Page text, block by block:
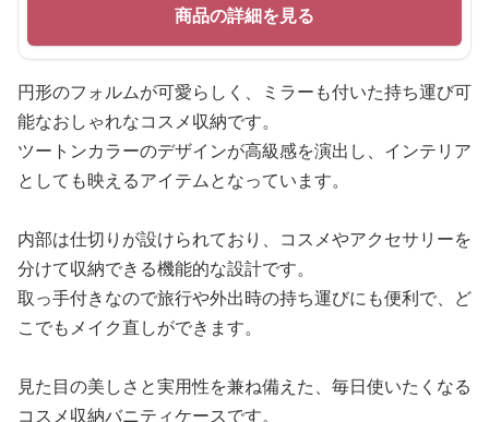
商品の詳細を見る
円形のフォルムが可愛らしく、ミラーも付いた持ち運び可
能なおしゃれなコスメ収納です。
ツートンカラーのデザインが高級感を演出し、インテリア
としても映えるアイテムとなっています。
内部は仕切りが設けられており、コスメやアクセサリーを
分けて収納できる機能的な設計です。
取っ手付きなので旅行や外出時の持ち運びにも便利で、ど
こでもメイク直しができます。
見た目の美しさと実用性を兼ね備えた、毎日使いたくなる
コスメ収納バニティケースです。